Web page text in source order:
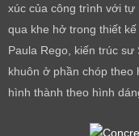
xúc của công trình với
qua khe hở trong thiết
Paula Rego, kiến trúc
khuôn ở phần chóp theo
hình thành theo hình